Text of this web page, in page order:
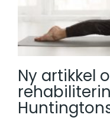
Ny artikkel